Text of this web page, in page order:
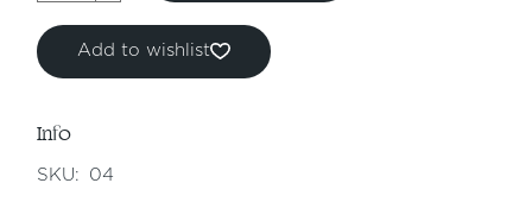
Add to wishlist
Info
SKU: 04